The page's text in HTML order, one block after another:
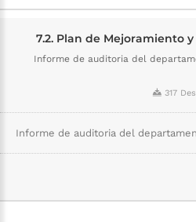
7.2. Plan de Mejoramiento
Informe de auditoria del
317
Informe de auditoria del